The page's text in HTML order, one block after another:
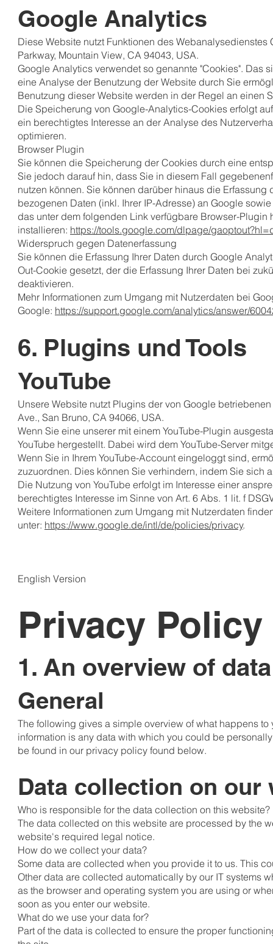
Google Analytics
Diese Website nutzt Funktionen des
Parkway, Mountain View, CA 94043, USA.
Google Analytics verwendet so genannte "Cookies". Das
eine Analyse der Benutzung der Website durch Sie
Benutzung dieser Website werden in der Regel an einen
Die Speicherung von Google-Analytics-Cookies erfolgt
ein berechtigtes Interesse an der Analyse des
optimieren.
Browser Plugin
Sie können die Speicherung der Cookies durch eine
Sie jedoch darauf hin, dass Sie in diesem Fall
nutzen können. Sie können darüber hinaus die
bezogenen Daten (inkl. Ihrer IP-Adresse) an Google
das unter dem folgenden Link verfügbare Browser-Plugin
installieren: https://tools.google.com/dlpage/
Widerspruch gegen Datenerfassung
Sie können die Erfassung Ihrer Daten durch Google
Out-Cookie gesetzt, der die Erfassung Ihrer Daten bei
deaktivieren.
Mehr Informationen zum Umgang mit Nutzerdaten bei
Google: https://support.google.com/analytics/answer/
6. Plugins und Tools
YouTube
Unsere Website nutzt Plugins der von Google
Ave., San Bruno, CA 94066, USA.
Wenn Sie eine unserer mit einem YouTube-Plugin
YouTube hergestellt. Dabei wird dem YouTube-Server
Wenn Sie in Ihrem YouTube-Account eingeloggt sind,
zuzuordnen. Dies können Sie verhindern, indem Sie sich
Die Nutzung von YouTube erfolgt im Interesse einer
berechtigtes Interesse im Sinne von Art. 6 Abs. 1 lit. f
Weitere Informationen zum Umgang mit Nutzerdaten
unter: https://www.google.de/intl/de/policies/privacy.
English Version
Privacy Policy
1. An overview of
General
The following gives a simple overview of what happens
information is any data with which you could be
be found in our privacy policy found below.
Data collection on our
Who is responsible for the data collection on this website?
The data collected on this website are processed by the
website's required legal notice.
How do we collect your data?
Some data are collected when you provide it to us. This
Other data are collected automatically by our IT systems
as the browser and operating system you are using or
soon as you enter our website.
What do we use your data for?
Part of the data is collected to ensure the proper